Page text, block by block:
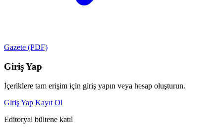
Gazete (PDF)
Giriş Yap
İçeriklere tam erişim için giriş yapın veya hesap oluşturun.
Giriş Yap Kayıt Ol
Editoryal bültene katıl